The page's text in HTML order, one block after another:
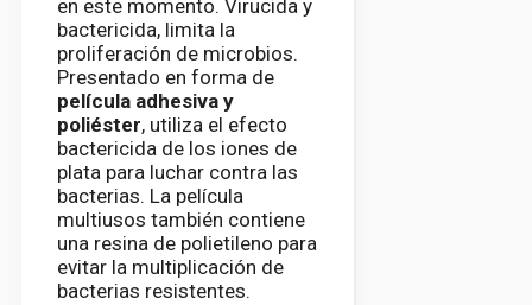
en este momento. Virucida y
bactericida, limita la
proliferación de microbios.
Presentado en forma de
película adhesiva y
poliéster, utiliza el efecto
bactericida de los iones de
plata para luchar contra las
bacterias. La película
multiusos también contiene
una resina de polietileno para
evitar la multiplicación de
bacterias resistentes.